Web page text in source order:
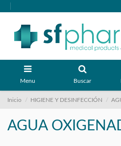
Menu Buscar
Inicio HIGIENE Y DESINFECCIÓN
AGUA